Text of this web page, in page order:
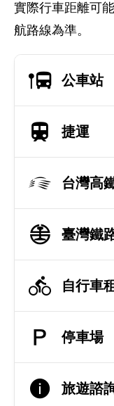
實際行車距離可
航路線為準。
公車站
捷運
台灣高
臺灣鐵
自行車
停車場
旅遊諮